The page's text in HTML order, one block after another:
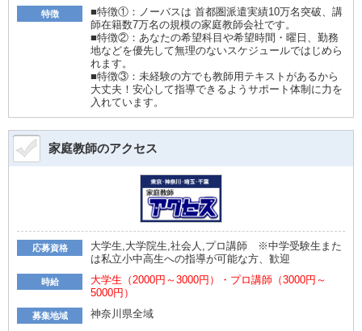
特徴
■特徴①：ノーバスは 首都圏派遣実績10万名突破、講
師在籍数7万名の規模の家庭教師会社です。
■特徴②：あなたの希望科目や希望時間・曜日、勤務
地などを優先して無理のないスケジュールではじめら
れます。
■特徴③：未経験の方でも教師用テキストがあるから
大丈夫！安心して指導できるようサポート体制に力を
入れています。
家庭教師のアクセス
応募資格
大学生,大学院生,社会人,プロ講師 ※中学受験生また
は私立小中高生への指導が可能な方、歓迎
時給
大学生（2000円～3000円）・プロ講師（3000円～
5000円）
募集地域 神奈川県全域